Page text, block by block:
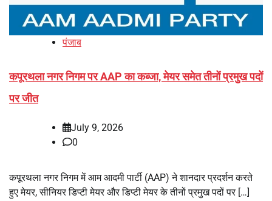
पंजाब
कपूरथला नगर निगम पर AAP का कब्जा, मेयर समेत तीनों प्रमुख पदों
पर जीत
July 9, 2026
0
कपूरथला नगर निगम में आम आदमी पार्टी (AAP) ने शानदार प्रदर्शन करते
हुए मेयर, सीनियर डिप्टी मेयर और डिप्टी मेयर के तीनों प्रमुख पदों पर […]